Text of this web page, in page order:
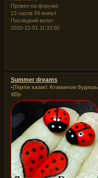
Провел на форуме:
13 часов 59 минут
Последний визит:
2010-12-01 11:33:50
Summer dreams
•|Терпи казак! Атаманом будешь
XD|•